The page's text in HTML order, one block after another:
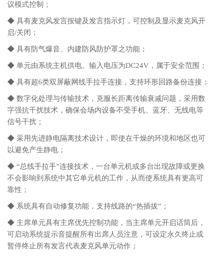
议模式控制；
◆ 具有麦克风发言按键及发言指示灯，可控制及显示麦克风开
启/关闭；
◆ 具有防气爆音、内建防风防护罩之功能；
◆ 单元由系统主机供电。输入电压为DC24V，属于安全范围；
◆ 具有超6类双屏蔽网线手拉手连接，支持环形回路备份连接；
◆ 数字化处理与传输技术，克服长距离传输衰减问题，采用数
字强抗干扰技术，确保会场内设备不受手机、蓝牙、无线电等
信号干扰；
◆ 采用先进静电隔离技术设计，即使在干燥的环境和地区也可
以避免产生静电；
◆ “总线手拉手”连接技术，一台单元机或多台出现故障或更换
不会影响到系统中其它单元机的工作，从而使系统具有更高可
靠性；
◆ 系统具有自动修复功能，支持线路的“热插拔”；
◆ 主席单元具有主席优先控制功能，当主席单元开启话筒后，
可启动系统提示音提醒所有出席人员注意，可设定永久终止或
暂停终止所有发言代表麦克风单元动作；